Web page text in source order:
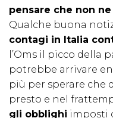
pensare che non
Qualche buona
contagi in Italia
l’Oms il picco della
potrebbe arrivare
più per sperare che
presto e nel
gli obblighi imposti